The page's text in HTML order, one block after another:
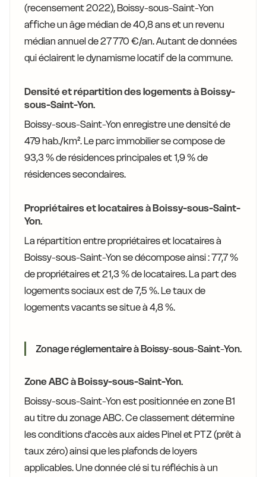
(recensement 2022), Boissy-sous-Saint-Yon
affiche un âge médian de 40,8 ans et un revenu
médian annuel de 27 770 €/an. Autant de données
qui éclairent le dynamisme locatif de la commune.
Densité et répartition des logements à Boissy-
sous-Saint-Yon.
Boissy-sous-Saint-Yon enregistre une densité de
479 hab./km². Le parc immobilier se compose de
93,3 % de résidences principales et 1,9 % de
résidences secondaires.
Propriétaires et locataires à Boissy-sous-Saint-
Yon.
La répartition entre propriétaires et locataires à
Boissy-sous-Saint-Yon se décompose ainsi : 77,7 %
de propriétaires et 21,3 % de locataires. La part des
logements sociaux est de 7,5 %. Le taux de
logements vacants se situe à 4,8 %.
Zonage réglementaire à Boissy-sous-Saint-Yon.
Zone ABC à Boissy-sous-Saint-Yon.
Boissy-sous-Saint-Yon est positionnée en zone B1
au titre du zonage ABC. Ce classement détermine
les conditions d'accès aux aides Pinel et PTZ (prêt à
taux zéro) ainsi que les plafonds de loyers
applicables. Une donnée clé si tu réfléchis à un